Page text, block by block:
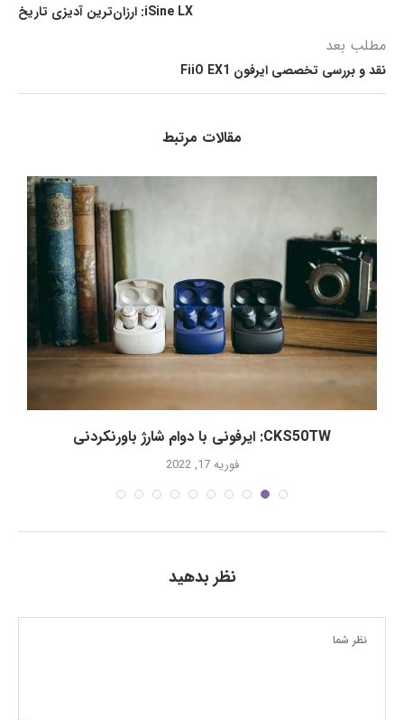
iSine LX: ارزان‌ترین آدیزی تاریخ
مطلب بعد
نقد و بررسی تخصصی ایرفون FiiO EX1
مقالات مرتبط
CKS50TW: ایرفونی با دوام شارژ باورنکردنی
فوریه 17, 2022
نظر بدهید